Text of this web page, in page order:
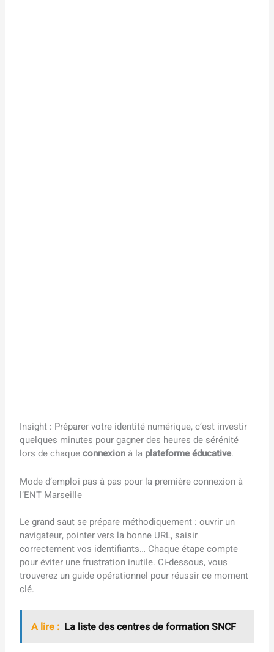
Insight : Préparer votre identité numérique, c’est investir
quelques minutes pour gagner des heures de sérénité
lors de chaqueconnexion à la plateforme éducative.
Mode d’emploi pas à pas pour la première connexion à
l’ENT Marseille
Le grand saut se prépare méthodiquement : ouvrir un
navigateur, pointer vers la bonne URL, saisir
correctement vos identifiants… Chaque étape compte
pour éviter une frustration inutile. Ci-dessous, vous
trouverez un guide opérationnel pour réussir ce moment
clé.
A lire : La liste des centres de formation SNCF